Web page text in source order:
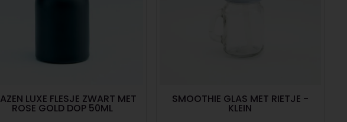
LUXE FLESJE ZWART MET
ROSE GOLD DOP 50ML
SMOOTHIE GLAS MET RIETJE -
KLEIN